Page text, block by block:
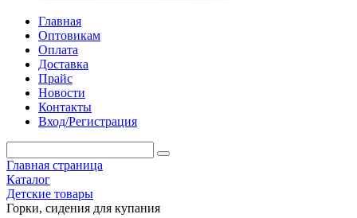
Главная
Оптовикам
Оплата
Доставка
Прайс
Новости
Контакты
Вход/Регистрация
Главная страница
Каталог
Детские товары
Горки, сидения для купания